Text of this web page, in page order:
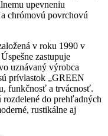
upevneniu
chrómovú povrchovú
v roku 1990 v
zastupuje
uznávaný výrobca
prívlastok „GREEN
funkčnosť a trvácnosť.
do prehľadných
rustikálne aj